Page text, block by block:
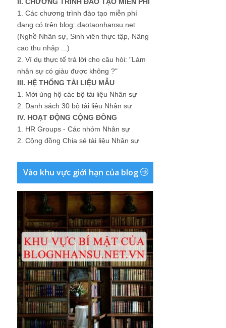
1. Các chương trình đào tạo miễn phí
đang có trên blog: daotaonhansu.net
(Nghề Nhân sự, Sinh viên thực tập, Nâng
cao thu nhập ...)
2. Ví dụ thực tế trả lời cho câu hỏi: "Làm
nhân sự có giàu được không ?"
III. HỆ THỐNG TÀI LIỆU MẪU
1. Mời ủng hộ các bộ tài liệu Nhân sự
2. Danh sách 30 bộ tài liệu Nhân sự
IV. HOẠT ĐỘNG CỘNG ĐỒNG
1. HR Groups - Các nhóm Nhân sự
2. Cộng đồng Chia sẻ tài liệu Nhân sự
Vào khu vực giới hạn của blog